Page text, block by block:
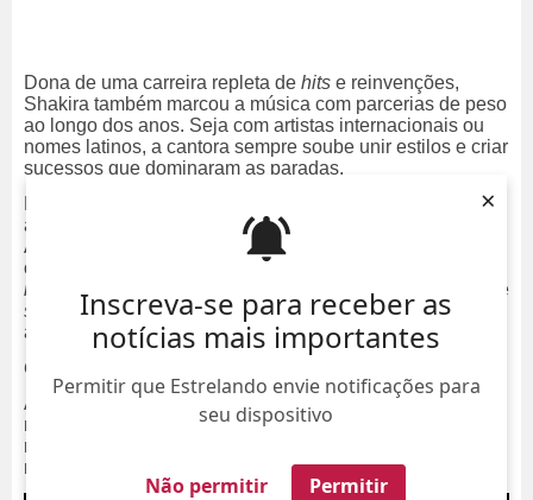
Inscreva-se para receber as
notícias mais importantes
Permitir que Estrelando envie notificações para
seu dispositivo
Não permitir Permitir
×
Dona de uma carreira repleta de hits e reinvenções,
Shakira também marcou a música com parcerias de peso
ao longo dos anos. Seja com artistas internacionais ou
nomes latinos, a cantora sempre soube unir estilos e criar
sucessos que dominaram as paradas.
No dia 11 de junho, a cantora Shakira se apresentou na
abertura da Copa do Mundo 2026, realizada no Estadio
Azteca, na Cidade do México. Antes da apresentação, a
colombiana esteve no Brasil para o evento
no Rio,
na praia de Copacabana. Em meio à maratona de
shows
da cantora, relembre as grandes parcerias que
ajudaram a construir sua trajetória na música.
Choka Choka
A parceria entre Shakira e Anitta surgiu como um
movimento estratégico e simbólico. Unindo duas das
maiores potências do
na fusão entre
pope batidas latinas.